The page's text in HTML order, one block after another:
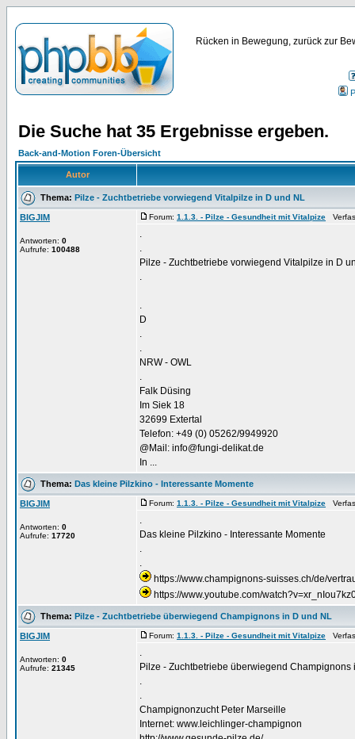
Rücken in Bewegung, zurück zur
Die Suche hat 35 Ergebnisse ergeben.
Back-and-Motion Foren-Übersicht
Autor
Thema: Pilze - Zuchtbetriebe vorwiegend Vitalpilze in D und NL
BIGJIM
Antworten: 0
Aufrufe: 100488
Forum: 1.1.3. - Pilze - Gesundheit mit Vitalpize
.
.
Pilze - Zuchtbetriebe vorwiegend Vitalpilze in D
.
.
D
.
.
NRW - OWL
.
Falk Düsing
Im Siek 18
32699 Extertal
Telefon: +49 (0) 05262/9949920
@Mail: info@fungi-delikat.de
In ...
Thema: Das kleine Pilzkino - Interessante Momente
BIGJIM
Antworten: 0
Aufrufe: 17720
Forum: 1.1.3. - Pilze - Gesundheit mit Vitalpize
.
Das kleine Pilzkino - Interessante Momente
.
.
https://www.champignons-suisses.ch/de/
https://www.youtube.com/
Thema: Pilze - Zuchtbetriebe überwiegend Champignons in D und NL
BIGJIM
Antworten: 0
Aufrufe: 21345
Forum: 1.1.3. - Pilze - Gesundheit mit Vitalpize
.
Pilze - Zuchtbetriebe überwiegend Champignons
.
.
Champignonzucht Peter Marseille
Internet: www.leichlinger-champignon